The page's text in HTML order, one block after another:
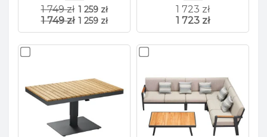
1 749 zł 1 259 zł
1 749 zł 1 259 zł
1 723 zł
1 723 zł